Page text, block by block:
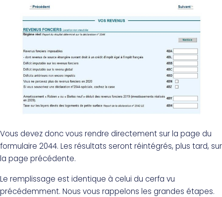
Vous devez donc vous rendre directement sur la page du
formulaire 2044. Les résultats seront réintégrés, plus tard, sur
la page précédente.
Le remplissage est identique à celui du cerfa vu
précédemment. Nous vous rappelons les grandes étapes.